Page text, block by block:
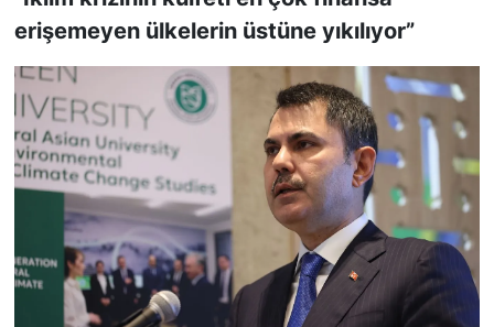
erişemeyen ülkelerin üstüne yıkılıyor”